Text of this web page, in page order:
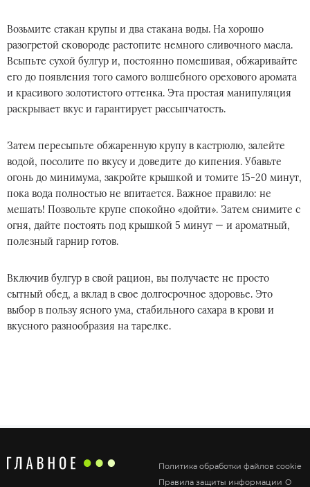
Возьмите стакан крупы и два стакана воды. На хорошо
разогретой сковороде растопите немного сливочного масла.
Всыпьте сухой булгур и, постоянно помешивая, обжаривайте
его до появления того самого волшебного орехового аромата
и красивого золотистого оттенка. Эта простая манипуляция
раскрывает вкус и гарантирует рассыпчатость.
Затем пересыпьте обжаренную крупу в кастрюлю, залейте
водой, посолите по вкусу и доведите до кипения. Убавьте
огонь до минимума, закройте крышкой и томите 15-20 минут,
пока вода полностью не впитается. Важное правило: не
мешать! Позвольте крупе спокойно «дойти». Затем снимите с
огня, дайте постоять под крышкой 5 минут — и ароматный,
полезный гарнир готов.
Включив булгур в свой рацион, вы получаете не просто
сытный обед, а вклад в свое долгосрочное здоровье. Это
выбор в пользу ясного ума, стабильного сахара в крови и
вкусного разнообразия на тарелке.
Политика обработки файлов cookie
Правила защиты информации О